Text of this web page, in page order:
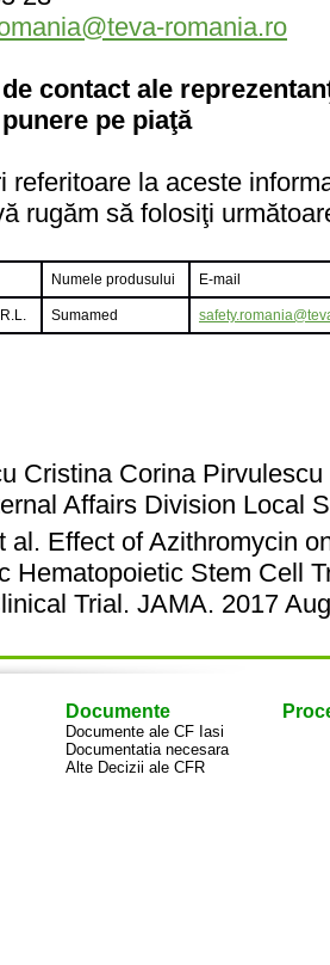
romania.ro
contact ale
pe piaţă
referitoare la aceste
rugăm să folosiţi
Numele produsului E-mail
Sumamed
Cristina Corina Pirvulescu
Affairs Division Local
al. Effect of Azithromycin
Hematopoietic Stem Cell
Trial. JAMA. 2017
Documente
Documente ale CF Iasi
Documentatia necesara
Alte Decizii ale CFR